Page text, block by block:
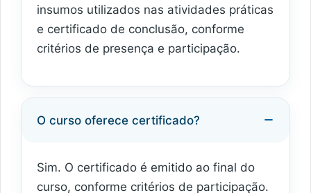
insumos utilizados nas atividades práticas
e certificado de conclusão, conforme
critérios de presença e participação.
O curso oferece certificado?
Sim. O certificado é emitido ao final do
curso, conforme critérios de participação.